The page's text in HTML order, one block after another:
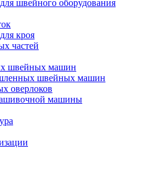
швейного оборудования
кроя
частей
швейных машин
швейных машин
оверлоков
машины